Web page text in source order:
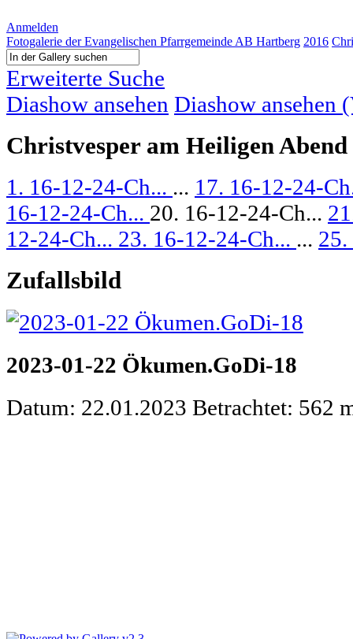
Anmelden
Fotogalerie der Evangelischen Pfarrgemeinde AB Hartberg 2016
Erweiterte Suche
Diashow ansehen Diashow ansehen
Christvesper am Heiligen Abend
1. 16-12-24-Ch... ... 17. 16-12-24-
16-12-24-Ch... 20. 16-12-24-Ch...
12-24-Ch... 23. 16-12-24-Ch... ...
Zufallsbild
2023-01-22 Ökumen.GoDi-18
Datum: 22.01.2023 Betrachtet: 562